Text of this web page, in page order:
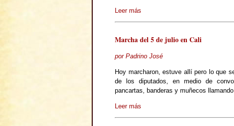
Leer más
Marcha del 5 de julio en Cali
por Padrino José
Hoy marcharon, estuve allí pero lo que
de los diputados, en medio de
pancartas, banderas y muñecos
Leer más